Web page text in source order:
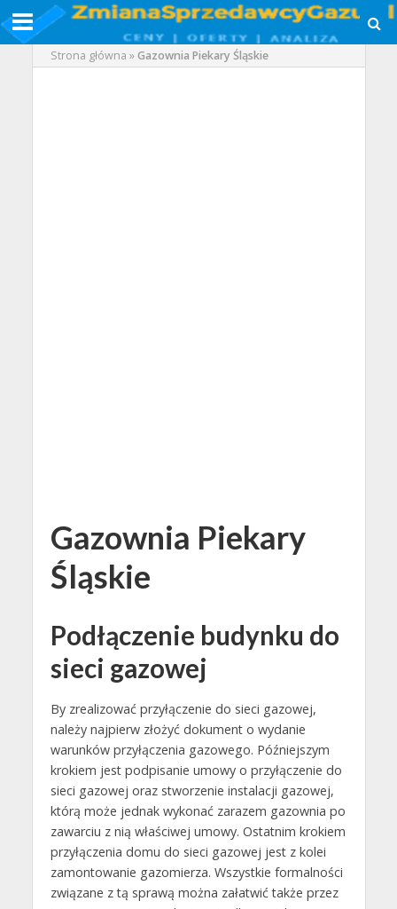
Strona główna »Gazownia Piekary Śląskie
Gazownia Piekary
Śląskie
Podłączenie budynku do
sieci gazowej
By zrealizować przyłączenie do sieci gazowej,
należy najpierw złożyć dokument o wydanie
warunków przyłączenia gazowego. Późniejszym
krokiem jest podpisanie umowy o przyłączenie do
sieci gazowej oraz stworzenie instalacji gazowej,
którą może jednak wykonać zarazem gazownia po
zawarciu z nią właściwej umowy. Ostatnim krokiem
przyłączenia domu do sieci gazowej jest z kolei
zamontowanie gazomierza. Wszystkie formalności
związane z tą sprawą można załatwić także przez